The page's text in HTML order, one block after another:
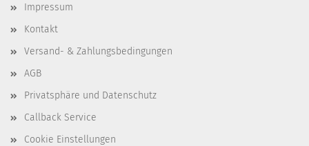
Impressum
Kontakt
Versand- & Zahlungsbedingungen
AGB
Privatsphäre und Datenschutz
Callback Service
Cookie Einstellungen